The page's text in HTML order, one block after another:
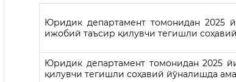
Юридик департамент томонидан 2025
ижобий таъсир қилувчи тегишли
Юридик департамент томонидан 2025
қилувчи тегишли соҳавий йўналишда